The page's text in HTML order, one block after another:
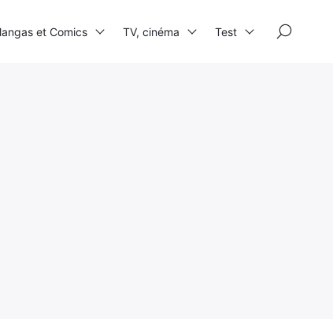
et Comics TV, cinéma Test